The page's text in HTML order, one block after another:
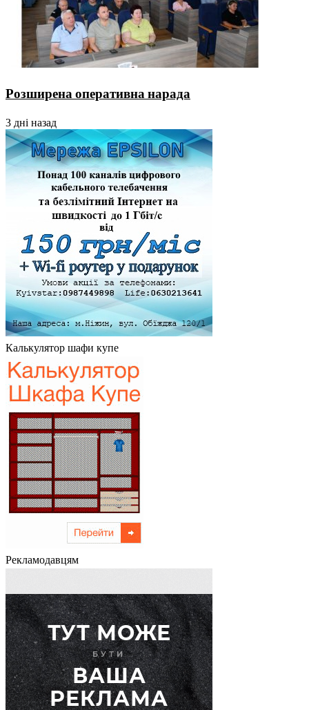
Розширена оперативна нарада
3 дні назад
Калькулятор шафи купе
Рекламодавцям